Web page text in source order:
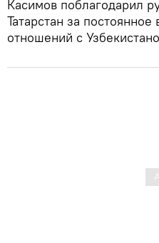
Касимов поблагодарил
Татарстан за
отношений с